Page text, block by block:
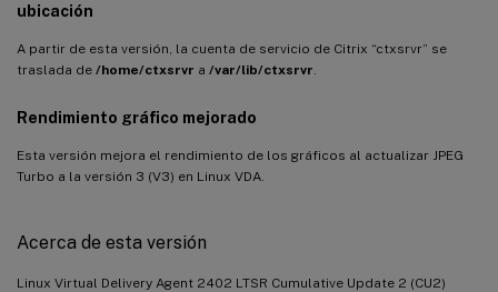
ubicación
A partir de esta versión, la cuenta de servicio de Citrix “ctxsrvr” se
traslada de /home/ctxsrvr a /var/lib/ctxsrvr
Rendimiento gráfico mejorado
Esta versión mejora el rendimiento de los gráficos al actualizar JPEG
Turbo a la versión 3 (V3) en Linux VDA.
Acerca de esta versión
Linux Virtual Delivery Agent 2402 LTSR Cumulative Update 2 (CU2)